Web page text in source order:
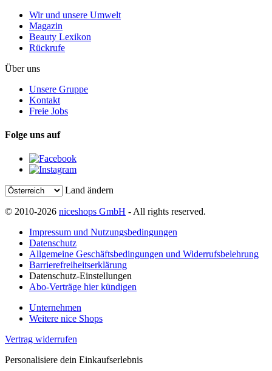
Wir und unsere Umwelt
Magazin
Beauty Lexikon
Rückrufe
Über uns
Unsere Gruppe
Kontakt
Freie Jobs
Folge uns auf
Land ändern
© 2010-2026 niceshops GmbH - All rights reserved.
Impressum und Nutzungsbedingungen
Datenschutz
Allgemeine Geschäftsbedingungen und Widerrufsbelehrung
Barrierefreiheitserklärung
Datenschutz-Einstellungen
Abo-Verträge hier kündigen
Unternehmen
Weitere nice Shops
Vertrag widerrufen
Personalisiere dein Einkaufserlebnis